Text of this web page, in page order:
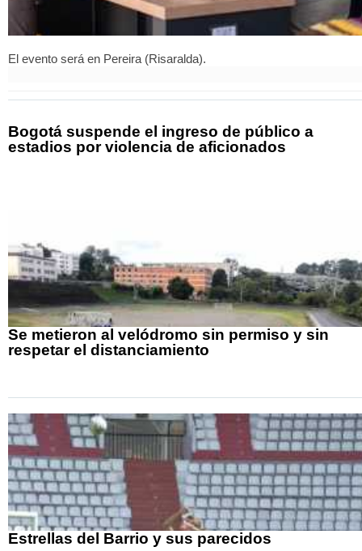
El evento será en Pereira (Risaralda).
Bogotá suspende el ingreso de público a
estadios por violencia de aficionados
Se metieron al velódromo sin permiso y sin
respetar el distanciamiento
Estrellas del Barrio y sus parecidos